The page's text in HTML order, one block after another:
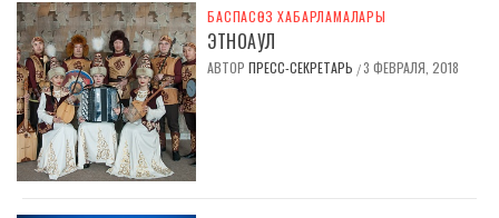
БАСПАСӨЗ ХАБАРЛАМАЛАРЫ
ЭТНОАУЛ
АВТОР ПРЕСС-СЕКРЕТАРЬ /3 ФЕВРАЛЯ, 2018